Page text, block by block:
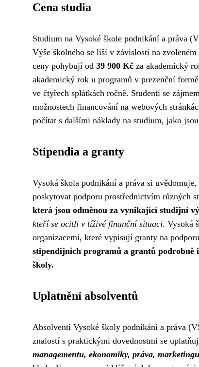
Cena studia
Studium na Vysoké škole podnikání a práva
Výše školného se liší v závislosti na
ceny pohybují od 39 900 Kč za akademický
akademický rok u programů v prezenční
ve čtyřech splátkách ročně. Studenti se
možnostech financování na webových
počítat s dalšími náklady na studium, jako
Stipendia a granty
Vysoká škola podnikání a práva si
poskytovat podporu prostřednictvím různých
která jsou odměnou za vynikající studijní
kteří se ocitli v tíživé finanční situaci. Vysoká
organizacemi, které vypisují granty na
stipendijních programů a grantů
školy.
Uplatnění absolventů
Absolventi Vysoké školy podnikání a práva
znalostí s praktickými dovednostmi se
managementu, ekonomiky, práva,